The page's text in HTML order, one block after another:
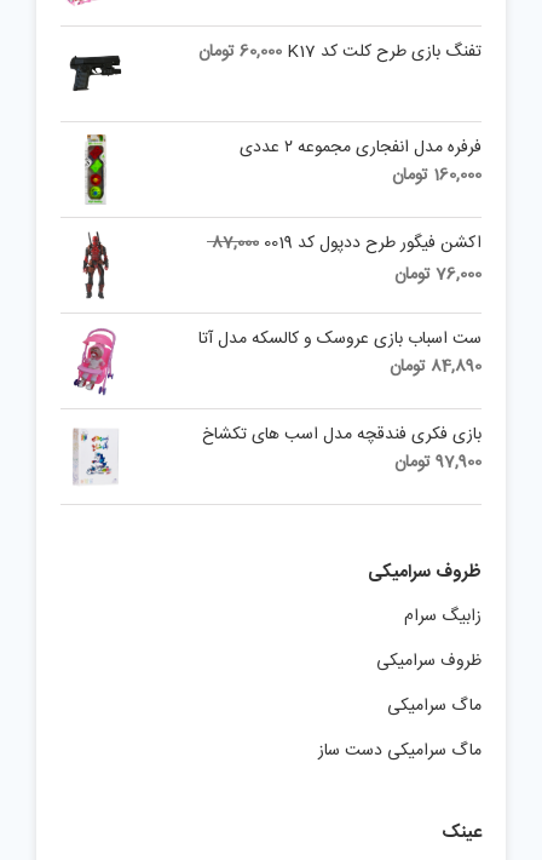
تفنگ بازی طرح کلت کد K17 60,000تومان
فرفره مدل انفجاری مجموعه ۲ عددی
160,000 تومان
اکشن فیگور طرح ددپول کد 0019 87,000
Original
87,000 تومان.
76,000تومان
is:
76,000 تومان.
ست اسباب بازی عروسک و کالسکه مدل آتا
84,890 تومان
بازی فکری فندقچه مدل اسب های تکشاخ
97,900تومان
ظروف سرامیکی
زابیگ سرام
ظروف سرامیکی
ماگ سرامیکی
ماگ سرامیکی دست ساز
عینک